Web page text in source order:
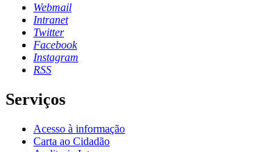
Webmail
Intranet
Twitter
Facebook
Instagram
RSS
Serviços
Acesso à informação
Carta ao Cidadão